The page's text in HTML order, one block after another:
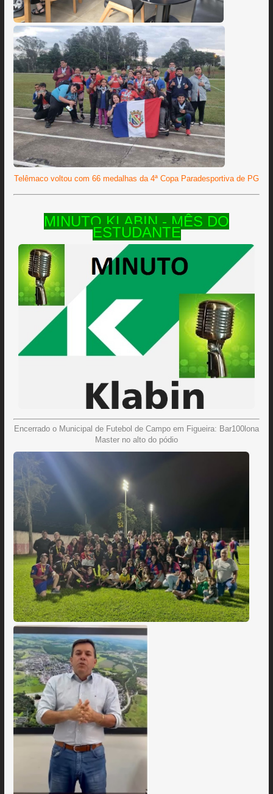
Telêmaco voltou com 66 medalhas da 4ª Copa Paradesportiva de PG
MINUTO KLABIN - MÊS DO
ESTUDANTE
Encerrado o Municipal de Futebol de Campo em Figueira: Bar100lona
Master no alto do pódio